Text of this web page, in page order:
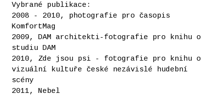
Vybrané publikace:
2008 - 2010, photografie pro časopis
KomfortMag
2009, DAM architekti-fotografie pro knihu o
studiu DAM
2010, Zde jsou psi - fotografie pro knihu o
vizuální kultuře české nezávislé hudební
scény
2011, Nebel